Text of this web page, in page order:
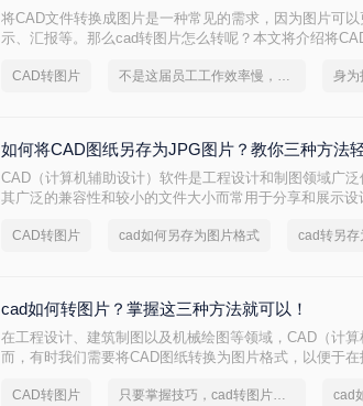
将CAD文件转换成图片是一种常见的需求，因为图片可
示、汇报等。那么cad转图片怎么转呢？本文将介绍将
CAD转图片 不是这届员工工作效率慢，是你不会cad转图片这一招！
如何将CAD图纸另存为JPG图片？教你三种方法
CAD（计算机辅助设计）软件是工程设计和制图领域广
其广泛的兼容性和较小的文件大小而常用于分享和展示
何将CAD图纸另存为JPG图片呢？以下将详细介绍几种
CAD转图片 cad如何另存为图片格式 cad转另存
cad如何转图片？掌握这三种方法就可以！
在工程设计、建筑制图以及机械绘图等领域，CAD（计
而，有时我们需要将CAD图纸转换为图片格式，以便于
行编辑和传输。那么CAD如何转图片呢？本文将详细介
CAD转图片 只要掌握技巧，cad转图片就不是难事